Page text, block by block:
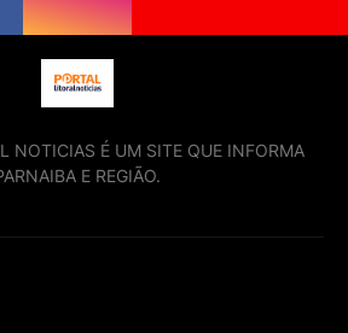
NOTICIAS É UM SITE QUE INFORMA
E REGIÃO.